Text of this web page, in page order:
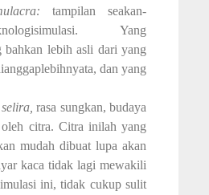
a: tampilanseakan-
Yang
bahkan lebih asli dari yang
dan yang
rasa sungkan, budaya
citra. Citra inilah yang
mudah dibuat lupa akan
kaca tidak lagi mewakili
ini, tidak cukup sulit